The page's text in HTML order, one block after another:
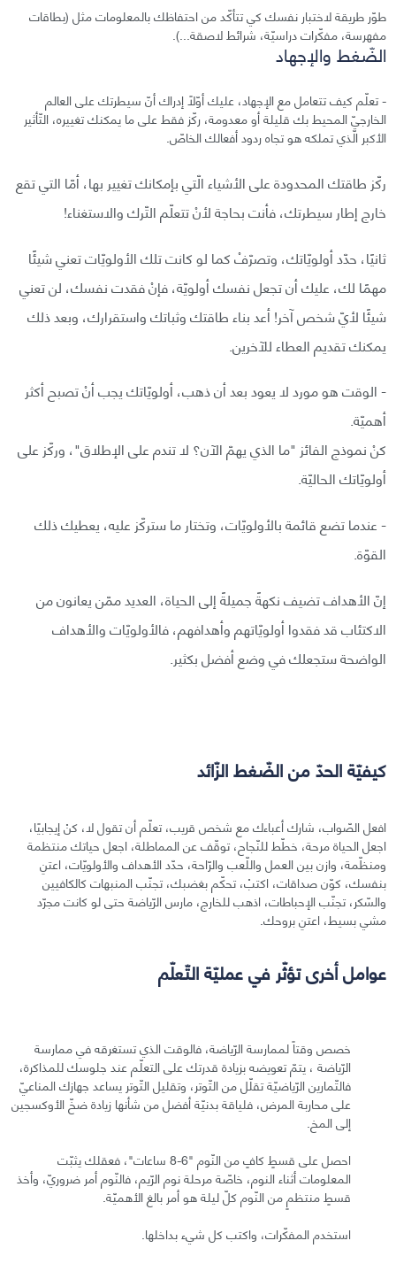
طوّر طريقة لاختبار نفسك كي تتأكّد من احتفاظك بالمعلومات مثل (بطاقات
مفهرسة، مفكّرات دراسيّة، شرائط لاصقة...).
الضّغط والإجهاد
- تعلّم كيف تتعامل مع الإجهاد، عليك أوّلًا إدراك أنّ سيطرتك على العالم
الخارجيّ المحيط بك قليلة أو معدومة، ركّز فقط على ما يمكنك تغييره، التّأثير
الأكبر الّذي تملكه هو تجاه ردود أفعالك الخاصّ.
ركّز طاقتك المحدودة على الأشياء الّتي بإمكانك تغيير بها، أمّا التي تقع
خارج إطار سيطرتك، فأنت بحاجة لأنْ تتعلّم التّرك والاستغناء!
ثانيًا، حدّد أولويّاتك، وتصرّفْ كما لو كانت تلك الأولويّات تعني شيئًا
مهمًا لك، عليك أن تجعل نفسك أولويّة، فإنْ فقدت نفسك، لن تعني
شيئًا لأيّ شخص آخر! أعد بناء طاقتك وثباتك واستقرارك، وبعد ذلك
يمكنك تقديم العطاء للآخرين.
- الوقت هو مورد لا يعود بعد أن ذهب، أولويّاتك يجب أنْ تصبح أكثر
أهميّة.
كنْ نموذج الفائز "ما الذي يهمّ الآن؟ لا تندم على الإطلاق"، وركّز على
أولويّاتك الحاليّة.
- عندما تضع قائمة بالأولويّات، وتختار ما ستركّز عليه، يعطيك ذلك
القوّة.
إنّ الأهداف تضيف نكهةً جميلةً إلى الحياة، العديد ممّن يعانون من
الاكتئاب قد فقدوا أولويّاتهم وأهدافهم، فالأولويّات والأهداف
الواضحة ستجعلك في وضع أفضل بكثير.
كيفيّة الحدّ من الضّغط الزّائد
افعل الصّواب، شارك أعباءك مع شخص قريب، تعلّم أن تقول لا، كنْ إيجابيًا،
اجعل الحياة مرحة، خطّط للنّجاح، توقّف عن المماطلة، اجعل حياتك منتظمة
ومنظّمة، وازن بين العمل واللّعب والرّاحة، حدّد الأهداف والأولويّات، اعتنِ
بنفسك، كوّن صداقات، اكتبْ، تحكّم بغضبك، تجنّب المنبهات كالكافيين
والسّكر، تجنّب الإحباطات، اذهب للخارج، مارس الرّياضة حتى لو كانت مجرّد
مشي بسيط، اعتنِ بروحك.
عوامل أخرى تؤثّر في عمليّة التّعلّم
خصص وقتاً لممارسة الرّياضة، فالوقت الذي تستغرقه في ممارسة
الرّياضة ، يتمّ تعويضه بزيادة قدرتك على التعلّم عند جلوسك للمذاكرة،
فالتّمارين الرّياضيّة تقلّل من التّوتر، وتقليل التّوتر يساعد جهازك المناعيّ
على محاربة المرض، فلياقة بدنيّة أفضل من شأنها زيادة ضخّ الأوكسجين
إلى المخ.
احصل على قسطٍ كافٍ من النّوم "6-8 ساعات"، فعقلك يثبّت
المعلومات أثناء النوم، خاصّة مرحلة نوم الرّيم، فالنّوم أمر ضروريّ، وأخذ
قسطٍ منتظمٍ من النّوم كلّ ليلة هو أمر بالغ الأهميّة.
استخدم المفكّرات، واكتب كل شيء بداخلها.